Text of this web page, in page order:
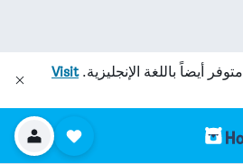
متوفر أيضاً باللغة الإنجليزية.Visit